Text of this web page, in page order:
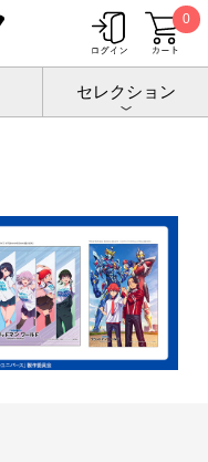
0
セレクション